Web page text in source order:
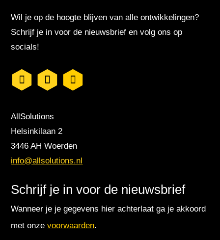
Wil je op de hoogte blijven van alle ontwikkelingen?
Schrijf je in voor de nieuwsbrief en volg ons op
socials!
AllSolutions
Helsinkilaan 2
3446 AH Woerden
info@allsolutions.nl
Schrijf je in voor de nieuwsbrief
Wanneer je je gegevens hier achterlaat ga je akkoord
met onzevoorwaarden.